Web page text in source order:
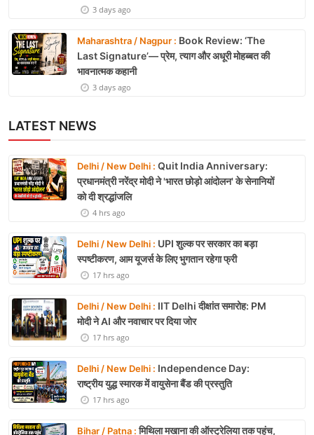
3 days ago
Maharashtra / Nagpur : Book Review: ‘The
Last Signature’— प्रेम, त्याग और अधूरी मोहब्बत की
भावनात्मक कहानी
3 days ago
LATEST NEWS
Delhi / New Delhi : Quit India Anniversary:
प्रधानमंत्री नरेंद्र मोदी ने 'भारत छोड़ो आंदोलन' के सेनानियों
को दी श्रद्धांजलि
4 hrs ago
Delhi / New Delhi : UPI शुल्क पर सरकार का बड़ा
स्पष्टीकरण, आम यूजर्स के लिए भुगतान रहेगा फ्री
17 hrs ago
Delhi / New Delhi : IIT Delhi दीक्षांत समारोह: PM
मोदी ने AI और नवाचार पर दिया जोर
17 hrs ago
Delhi / New Delhi : Independence Day:
राष्ट्रीय युद्ध स्मारक में वायुसेना बैंड की प्रस्तुति
17 hrs ago
Bihar / Patna :मिथिला मखाना की ऑस्ट्रेलिया तक पहुंच,